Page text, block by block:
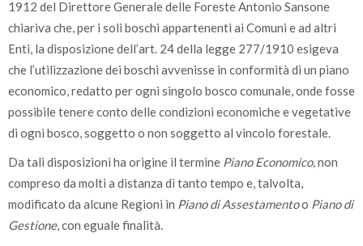
1912 del Direttore Generale delle Foreste Antonio Sansone
chiariva che, per i soli boschi appartenenti ai Comuni e ad altri
Enti, la disposizione dell’art. 24 della legge 277/1910 esigeva
che l’utilizzazione dei boschi avvenisse in conformità di un piano
economico, redatto per ogni singolo bosco comunale, onde fosse
possibile tenere conto delle condizioni economiche e vegetative
di ogni bosco, soggetto o non soggetto al vincolo forestale.
Da tali disposizioni ha origine il termine Piano Economico,non
compreso da molti a distanza di tanto tempo e, talvolta,
modificato da alcune Regioni in Piano di Assestamentoo Piano di
Gestione, con eguale finalità.